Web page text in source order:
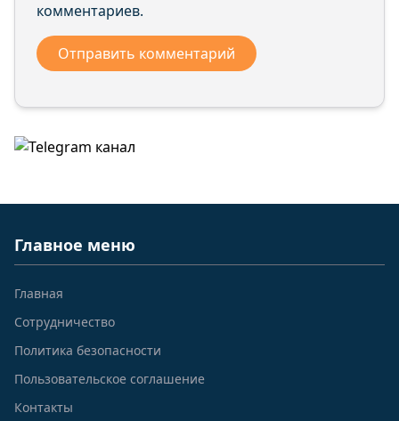
комментариев.
Главное меню
Главная
Сотрудничество
Политика безопасности
Пользовательское соглашение
Контакты